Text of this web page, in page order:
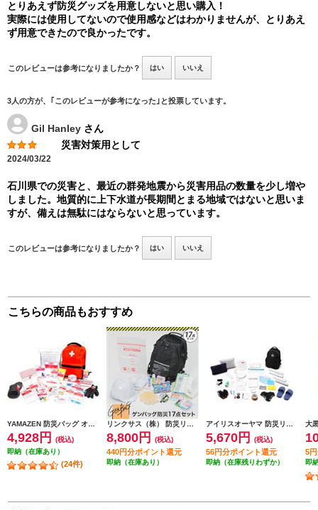
とりあえず防災グッズを用意しないと思い購入！
実際には使用してないので使用感などはわかりませんが、とりあえ
ず用意できたので良かったです。
このレビューは参考になりましたか？ はい いいえ
3人の方が、｢このレビューが参考になった｣と投票しています。
Gil Hanley さん
災害対策用として
2024/03/22
石川県での災害と、最近の群発地震から災害用品の数量を少し増や
しました。地質的に上下水道が長期間とまる地域ではないと思いま
すが、備えは無駄にはならないと思っています。
このレビューは参考になりましたか？ はい いいえ
こちらの商品もおすすめ
4,928円
(税込)
即納（在庫あり）
(24件)
8,800円 (税込)
440円分ポイント還元
即納（在庫あり）
5,670円 (税込)
56円分ポイント還元
即納（在庫残りわずか）
5
即